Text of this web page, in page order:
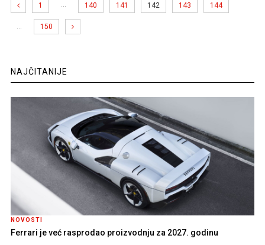
1 … 140 141 142 143 144
… 150
NAJČITANIJE
NOVOSTI
Ferrari je već rasprodao proizvodnju za 2027. godinu